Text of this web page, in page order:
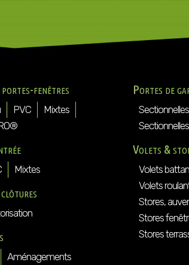
portes-fenêtres
PVC
Mixtes
Mixtes
Aménagements
Portes de
Volets &
Volets
Volets
Stores,
Stores
Stores